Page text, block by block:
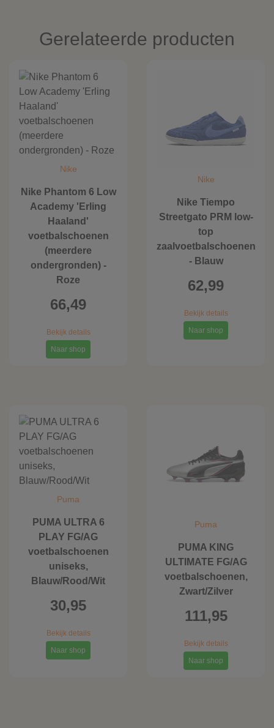
Gerelateerde producten
Nike
Nike Phantom 6 Low
Academy 'Erling
Haaland'
voetbalschoenen
(meerdere
ondergronden) -
Roze
66,49
Bekijk details
Naar shop
Nike
Nike Tiempo
Streetgato PRM low-
top
zaalvoetbalschoenen
- Blauw
62,99
Bekijk details
Naar shop
Puma
PUMA ULTRA 6
PLAY FG/AG
voetbalschoenen
uniseks,
Blauw/Rood/Wit
30,95
Bekijk details
Naar shop
Puma
PUMA KING
ULTIMATE FG/AG
voetbalschoenen,
Zwart/Zilver
111,95
Bekijk details
Naar shop